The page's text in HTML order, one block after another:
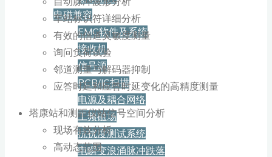
电磁兼容
EMC软件及系统
接收机
信号源
PCB/IC扫描
电源及耦合网络
工频磁场
抗扰度测试系统
电瞬变浪涌脉冲跌落
车站标识符详细分析
有效的信道灵敏度测量
询问负荷试验
邻道测量与解码器抑制
应答时延和应答时延变化的高精度测量
塔康站和测距仪站信号空间分析
现场有效分析
高动态范围